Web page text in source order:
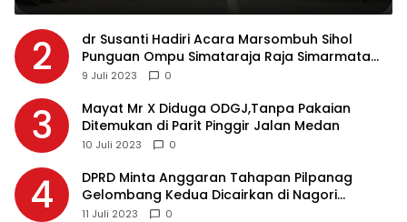
2
dr Susanti Hadiri Acara Marsombuh Sihol
Punguan Ompu Simataraja Raja Simarmata
Dohot Boruna Kota Siantar
9 Juli 2023 0
3
Mayat Mr X Diduga ODGJ,Tanpa Pakaian
Ditemukan di Parit Pinggir Jalan Medan
10 Juli 2023 0
4
DPRD Minta Anggaran Tahapan Pilpanag
Gelombang Kedua Dicairkan di Nagori
Masing-masing, Ini Alasannya…
11 Juli 2023 0